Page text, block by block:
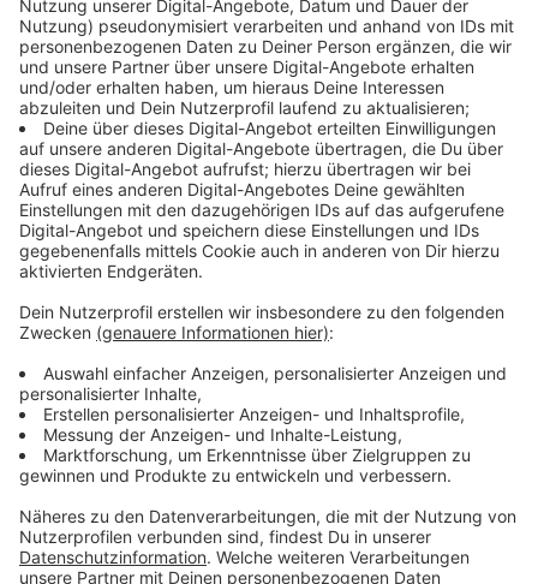
zuverlässig. Man brauche nur wenig Platz, der ja
gerade in Städten oft sehr begrenzt ist - weil eben nur
Pfeiler aufgebaut und Seile gespannt werden
müssten. Befürworter sagen außerdem, dass der
Öffentliche Nahverkehr in vielen Städten überlastet
sei. Urbane Seilbahnen könnten zur Entlastung
beitragen. Barrieren wie Flüsse, stark befahrene
Straßen oder große Höhenunterschiede könnten so
überwunden werde. Schlussendlich sind Seilbahnen
klimafreundlich und stoßen weniger Emissionen aus als
andere Fortbewegungsmittel.
In Deutschland sind Seilbahnen sehr selten
Anzeige
Solche urbanen Seilbahnen sind vor allem aus